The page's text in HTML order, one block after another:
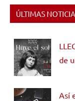
ÚLTIMAS
de
Así